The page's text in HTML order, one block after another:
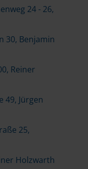
24 - 26,
30, Benjamin
Reiner
49, Jürgen
25,
Holzwarth